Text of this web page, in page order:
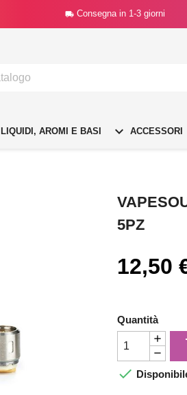
 Consegna in 1-3 giorni
LIQUIDI, AROMI E BASI  ACCESSORI
5PZ
12,50
Quantità
